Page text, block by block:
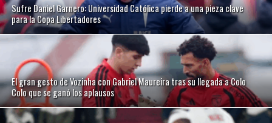
Sufre Daniel Garnero: Universidad Católica pierde a una pieza clave
para la Copa Libertadores
El gran gesto de Vozinha con Gabriel Maureira tras su llegada a Colo
Colo que se ganó los aplausos